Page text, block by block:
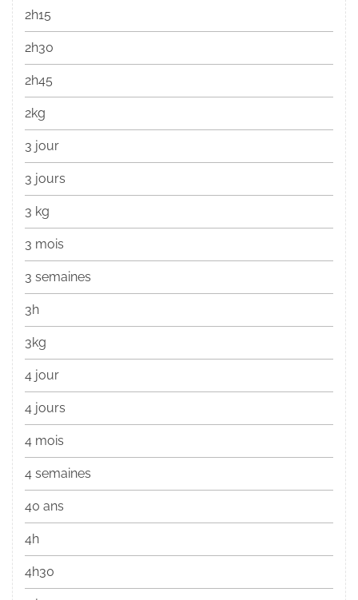
2h15
2h30
2h45
2kg
3 jour
3 jours
3 kg
3 mois
3 semaines
3h
3kg
4 jour
4 jours
4 mois
4 semaines
40 ans
4h
4h30